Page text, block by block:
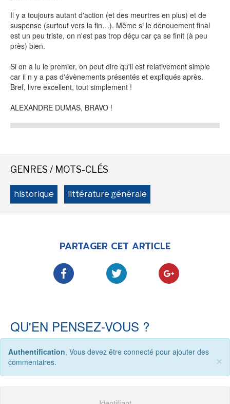
En indiquant votre adresse mail ci-dessus, vous consentez à recevoir des mails de la
part d'Actusf. Vous pouvez vous désinscrire à tout moment à travers les liens de
désinscription.
CONTACT
EDITIONS ACTUSF
Mentions légales - Cookies
Données personnelles - Plan du site
Il y a toujours autant d'action (et des meurtres en plus) et de
suspense (surtout vers la fin…). Même si le dénouement final
est un peu triste, on n'est pas trop déçu car ça se finit (à peu
près) bien.
Si on a lu le premier, on peut dire qu'il est relativement simple
car il n y a pas d'évènements présentés et expliqués après.
Bref, livre excellent, tout simplement !
ALEXANDRE DUMAS, BRAVO !
GENRES / MOTS-CLÉS
historique littérature générale
PARTAGER CET ARTICLE
QU'EN PENSEZ-VOUS ?
Authentification, Vous devez être connecté pour ajouter des
commentaires.
×